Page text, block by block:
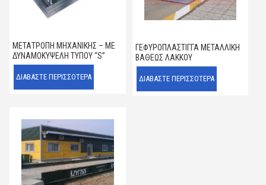
ΜΕΤΑΤΡΟΠΉ ΜΗΧΑΝΙΚΉΣ – ΜΕ
ΔΥΝΑΜΟΚΥΨΈΛΗ ΤΎΠΟΥ “S”
ΔΙΑΒΆΣΤΕ ΠΕΡΙΣΣΌΤΕΡΑ
ΓΕΦΥΡΟΠΛΆΣΤΙΓΓΑ ΜΕΤΑΛΛΙΚΉ
ΒΑΘΈΩΣ ΛΆΚΚΟΥ
ΔΙΑΒΆΣΤΕ ΠΕΡΙΣΣΌΤΕΡΑ